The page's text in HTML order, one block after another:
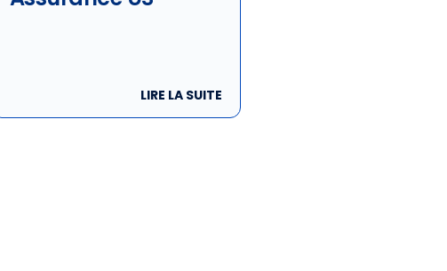
LIRE LA SUITE